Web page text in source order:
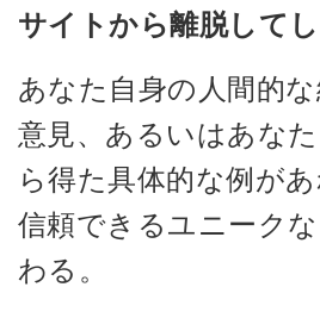
サイトから離脱して
あなた自身の人間的
意見、あるいはあな
ら得た具体的な例が
信頼できるユニーク
わる。